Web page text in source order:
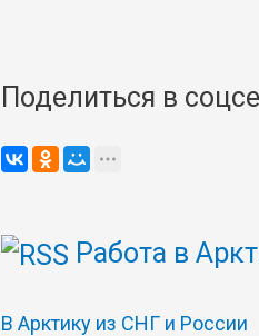
Поделиться в
Работа в
В Арктику из СНГ и России